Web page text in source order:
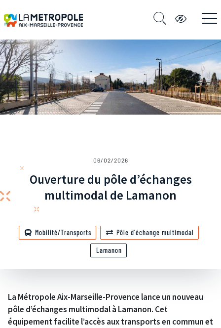
06/02/2026
Ouverture du pôle d’échanges
multimodal de Lamanon
Mobilité/Transports Pôle d'échange multimodal
Lamanon
La Métropole Aix-Marseille-Provence lance un nouveau
pôle d’échanges multimodal à Lamanon. Cet
équipement facilite l’accès aux transports en commun et